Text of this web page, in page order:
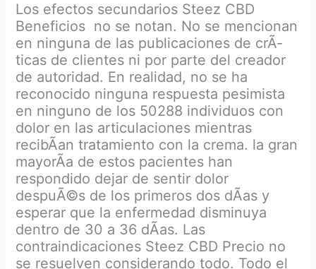
Los efectos secundarios Steez CBD
Beneficios no se notan. No se mencionan
en ninguna de las publicaciones de crÃ­
ticas de clientes ni por parte del creador
de autoridad. En realidad, no se ha
reconocido ninguna respuesta pesimista
en ninguno de los 50288 individuos con
dolor en las articulaciones mientras
recibÃ­an tratamiento con la crema. la gran
mayorÃ­a de estos pacientes han
respondido dejar de sentir dolor
despuÃ©s de los primeros dos dÃ­as y
esperar que la enfermedad disminuya
dentro de 30 a 36 dÃ­as. Las
contraindicaciones Steez CBD Precio no
se resuelven considerando todo. Todo el